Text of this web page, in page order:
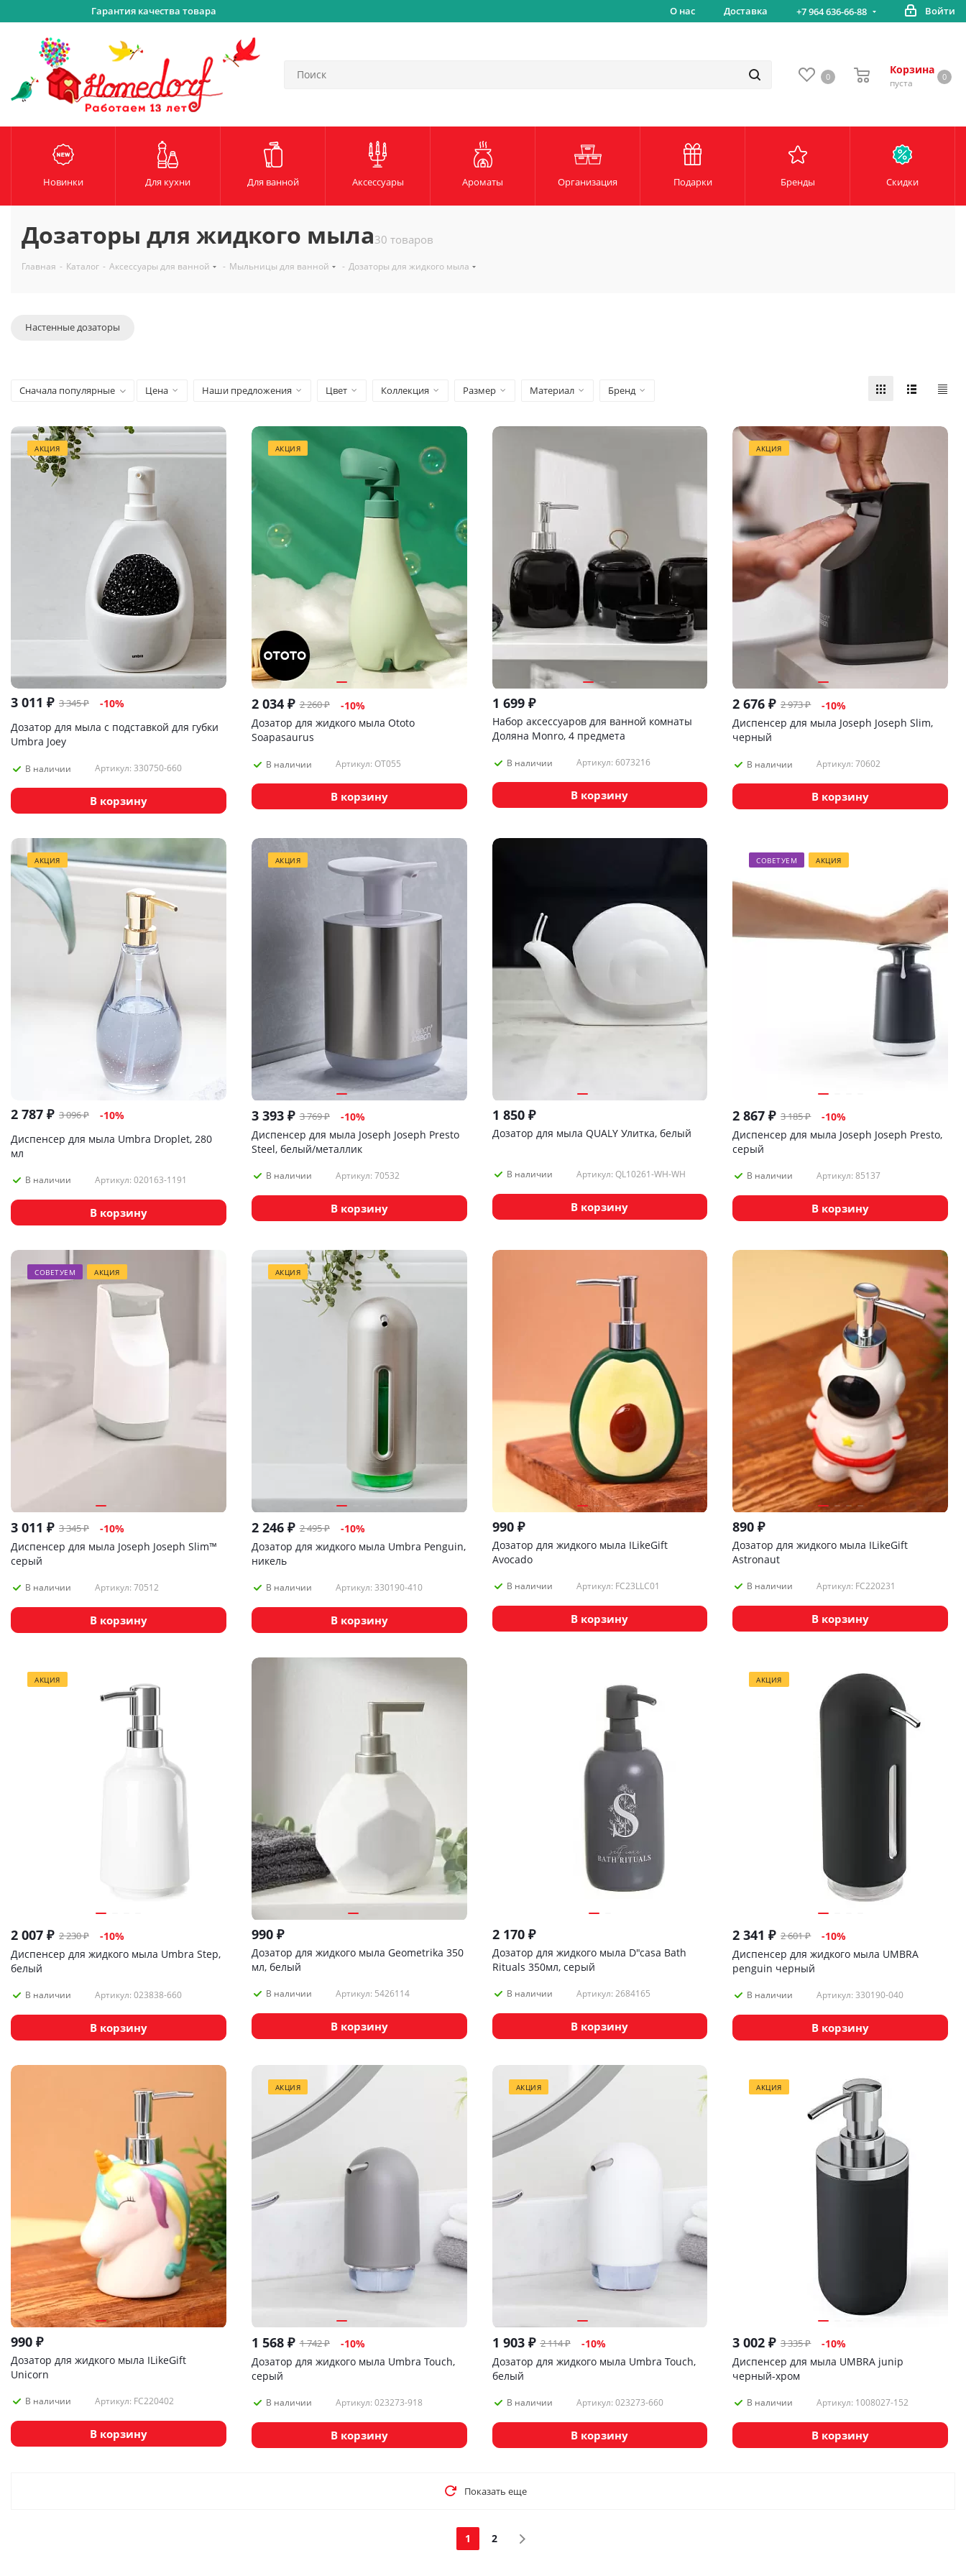
Гарантия качества товара О нас Доставка +7 964 636-66-88 Войти
0
Корзина
пуста
0
Новинки Для кухни Для ванной Аксессуары Ароматы Организация Подарки Бренды Скидки
Дозаторы для жидкого мыла30 товаров
Главная - Каталог - Аксессуары для ванной - Мыльницы для ванной - Дозаторы для жидкого мыла
Настенные дозаторы
Сначала популярные Цена Наши предложения Цвет Коллекция Размер Материал Бренд
АКЦИЯ
3 011 ₽ 3 345₽ -10%
Дозатор для мыла с подставкой для губки
Umbra Joey
В наличии Артикул: 330750-660
В корзину
АКЦИЯ
2 034₽ 2 260₽ -10%
Дозатор для жидкого мыла Ototo
Soapasaurus
В наличии Артикул: OT055
В корзину
1 699₽
Набор аксессуаров для ванной комнаты
Доляна Monro, 4 предмета
В наличии Артикул: 6073216
В корзину
АКЦИЯ
2 676 ₽ 2 973₽ -10%
Диспенсер для мыла Joseph Joseph Slim,
черный
В наличии Артикул: 70602
В корзину
АКЦИЯ
2 787 ₽ 3 096₽ -10%
Диспенсер для мыла Umbra Droplet, 280
мл
В наличии Артикул: 020163-1191
В корзину
АКЦИЯ
3 393₽ 3 769₽ -10%
Диспенсер для мыла Joseph Joseph Presto
Steel, белый/металлик
В наличии Артикул: 70532
В корзину
1 850₽
Дозатор для мыла QUALY Улитка, белый
В наличии Артикул: QL10261-WH-WH
В корзину
СОВЕТУЕМ АКЦИЯ
2 867 ₽ 3 185₽ -10%
Диспенсер для мыла Joseph Joseph Presto,
серый
В наличии Артикул: 85137
В корзину
СОВЕТУЕМ АКЦИЯ
3 011 ₽ 3 345₽ -10%
Диспенсер для мыла Joseph Joseph Slim™
серый
В наличии Артикул: 70512
В корзину
АКЦИЯ
2 246₽ 2 495₽ -10%
Дозатор для жидкого мыла Umbra Penguin,
никель
В наличии Артикул: 330190-410
В корзину
990₽
Дозатор для жидкого мыла ILikeGift
Avocado
В наличии Артикул: FC23LLC01
В корзину
890 ₽
Дозатор для жидкого мыла ILikeGift
Astronaut
В наличии Артикул: FC220231
В корзину
АКЦИЯ
2 007 ₽ 2 230₽ -10%
Диспенсер для жидкого мыла Umbra Step,
белый
В наличии Артикул: 023838-660
В корзину
990₽
Дозатор для жидкого мыла Geometrika 350
мл, белый
В наличии Артикул: 5426114
В корзину
2 170₽
Дозатор для жидкого мыла D"casa Bath
Rituals 350мл, серый
В наличии Артикул: 2684165
В корзину
АКЦИЯ
2 341 ₽ 2 601₽ -10%
Диспенсер для жидкого мыла UMBRA
penguin черный
В наличии Артикул: 330190-040
В корзину
990 ₽
Дозатор для жидкого мыла ILikeGift
Unicorn
В наличии Артикул: FC220402
В корзину
АКЦИЯ
1 568₽ 1 742₽ -10%
Дозатор для жидкого мыла Umbra Touch,
серый
В наличии Артикул: 023273-918
В корзину
АКЦИЯ
1 903₽ 2 114₽ -10%
Дозатор для жидкого мыла Umbra Touch,
белый
В наличии Артикул: 023273-660
В корзину
АКЦИЯ
3 002 ₽ 3 335₽ -10%
Диспенсер для мыла UMBRA junip
черный-хром
В наличии Артикул: 1008027-152
В корзину
Показать еще
1 2